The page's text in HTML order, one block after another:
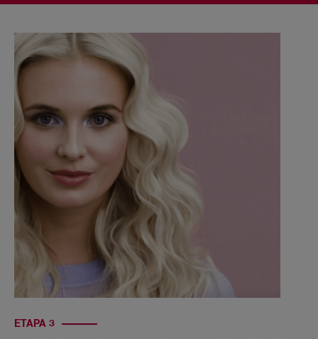
ETAPA 3